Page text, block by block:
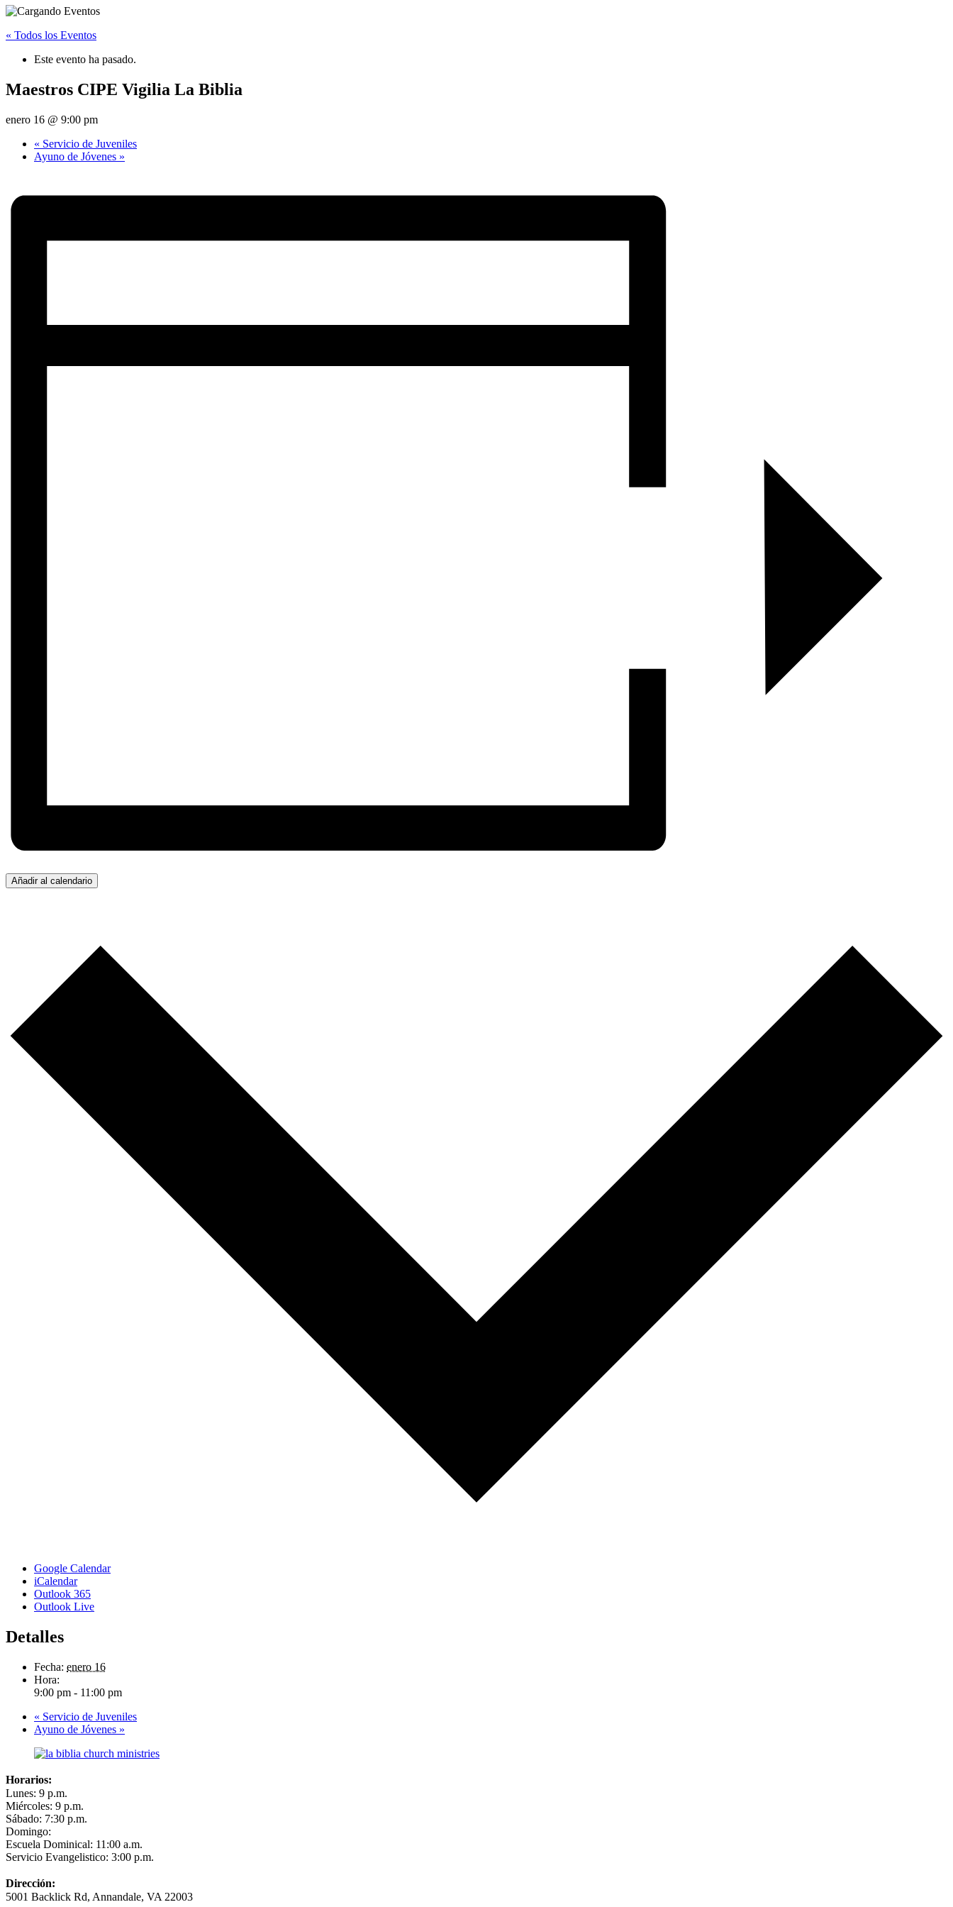
« Todos los Eventos
Este evento ha pasado.
Maestros CIPE Vigilia La Biblia
enero 16 @ 9:00 pm
« Servicio de Juveniles
Ayuno de Jóvenes »
Añadir al calendario
Google Calendar
iCalendar
Outlook 365
Outlook Live
Detalles
Fecha: enero 16
Hora:
9:00 pm - 11:00 pm
« Servicio de Juveniles
Ayuno de Jóvenes »
Horarios:
Lunes: 9 p.m.
Miércoles: 9 p.m.
Sábado: 7:30 p.m.
Domingo:
Escuela Dominical: 11:00 a.m.
Servicio Evangelistico: 3:00 p.m.
Dirección:
5001 Backlick Rd, Annandale, VA 22003